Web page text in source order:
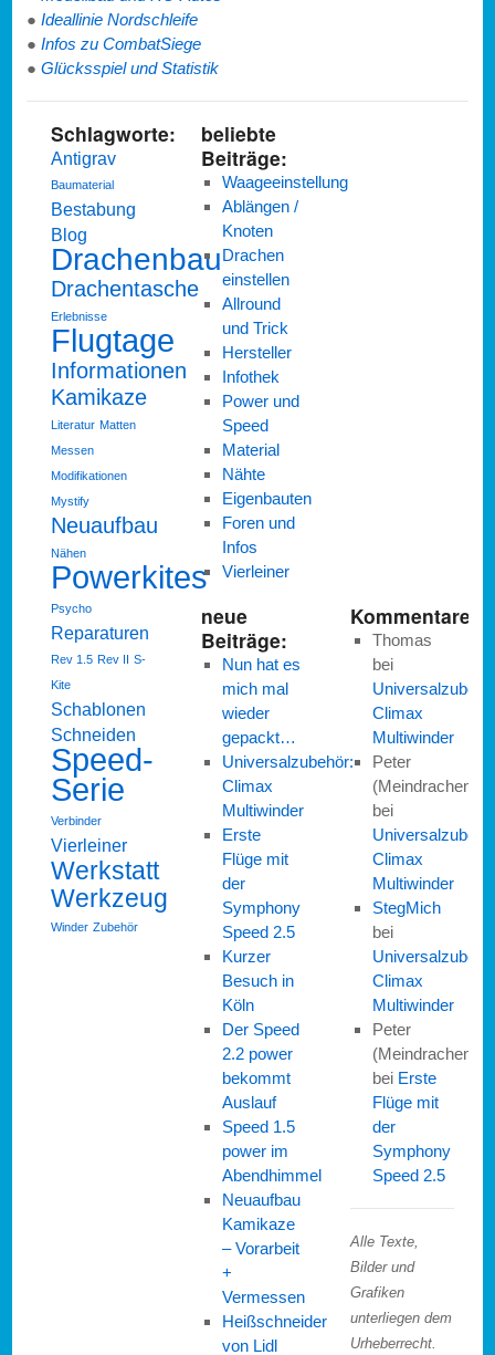
● Ideallinie Nordschleife
● Infos zu CombatSiege
● Glücksspiel und Statistik
Schlagworte:
Antigrav
Baumaterial
Bestabung
Blog
Drachenbau
Drachentasche
Erlebnisse
Flugtage
Informationen
Kamikaze
Literatur Matten
Messen
Modifikationen
Mystify
Neuaufbau
Nähen
Powerkites
Psycho
Reparaturen
Rev 1.5 Rev II S-
Kite
Schablonen
Schneiden
Speed-
Serie
Verbinder
Vierleiner
Werkstatt
Werkzeug
Winder Zubehör
beliebte
Beiträge:
Waageeinstellung
Ablängen /
Knoten
Drachen
einstellen
Allround
und Trick
Hersteller
Infothek
Power und
Speed
Material
Nähte
Eigenbauten
Foren und
Infos
Vierleiner
neue
Beiträge:
Nun hat es
mich mal
wieder
gepackt…
Universalzubehör:
Climax
Multiwinder
Erste
Flüge mit
der
Symphony
Speed 2.5
Kurzer
Besuch in
Köln
Der Speed
2.2 power
bekommt
Auslauf
Speed 1.5
power im
Abendhimmel
Neuaufbau
Kamikaze
– Vorarbeit
+
Vermessen
Heißschneider
von Lidl
Kommentare:
Thomas
bei
Climax
Multiwinder
Peter
(Meindrachen)
bei
Climax
Multiwinder
StegMich
bei
Climax
Multiwinder
Peter
(Meindrachen)
bei Erste
Flüge mit
der
Symphony
Speed 2.5
Alle Texte,
Bilder und
Grafiken
unterliegen dem
Urheberrecht.